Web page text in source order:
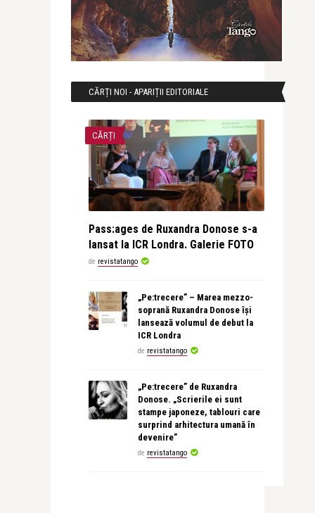
CĂRȚI NOI - APARIȚII EDITORIALE
CĂRȚI
Pass:ages de Ruxandra Donose s-a
lansat la ICR Londra. Galerie FOTO
de revistatango
„Pe:trecere” – Marea mezzo-
soprană Ruxandra Donose își
lansează volumul de debut la
ICR Londra
de revistatango
„Pe:trecere” de Ruxandra
Donose. „Scrierile ei sunt
stampe japoneze, tablouri care
surprind arhitectura umană în
devenire”
de revistatango